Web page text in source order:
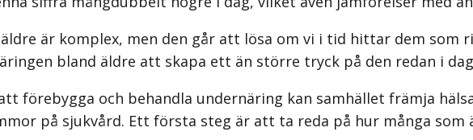
är komplex, men den går att lösa om vi i tid hittar dem
bland äldre att skapa ett än större tryck på den redan i
förebygga och behandla undernäring kan samhället främja
på sjukvård. Ett första steg är att ta reda på hur många